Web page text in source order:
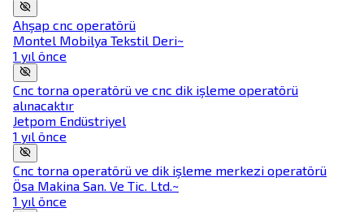
Ahşap cnc operatörü
Montel Mobilya Tekstil Deri~
1 yıl önce
Cnc torna operatörü ve cnc dik işleme operatörü
alınacaktır
Jetpom Endüstriyel
1 yıl önce
Cnc torna operatörü ve dik işleme merkezi operatörü
Ösa Makina San. Ve Tic. Ltd.~
1 yıl önce